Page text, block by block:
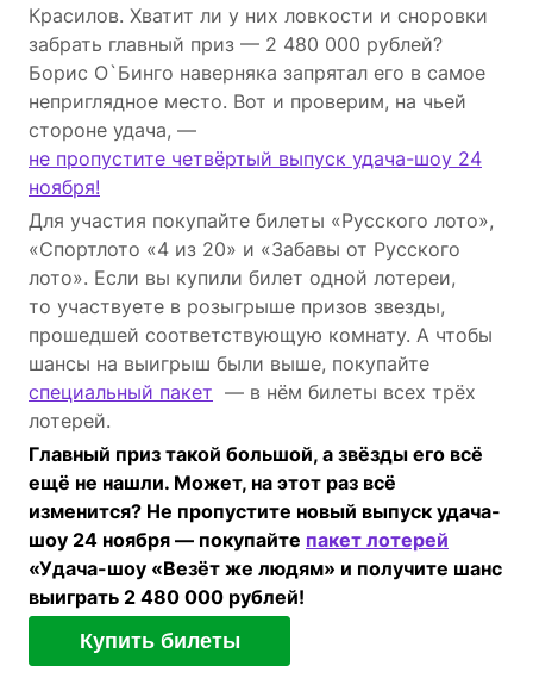
Красилов. Хватит ли у них ловкости и сноровки
забрать главный приз — 2 480 000 рублей?
Борис О`Бинго наверняка запрятал его в самое
неприглядное место. Вот и проверим, на чьей
стороне удача, —
не пропустите четвёртый выпуск удача-шоу 24
ноября!
Для участия покупайте билеты «Русского лото»,
«Спортлото «4 из 20» и «Забавы от Русского
лото». Если вы купили билет одной лотереи,
то участвуете в розыгрыше призов звезды,
прошедшей соответствующую комнату. А чтобы
шансы на выигрыш были выше, покупайте
специальный пакет — в нём билеты всех трёх
лотерей.
Главный приз такой большой, а звёзды его всё
ещё не нашли. Может, на этот раз всё
изменится? Не пропустите новый выпуск удача-
шоу 24 ноября — покупайте ​ пакет лотерей
«Удача-шоу «Везёт же людям» и получите шанс
выиграть 2 480 000 рублей!
Купить билеты